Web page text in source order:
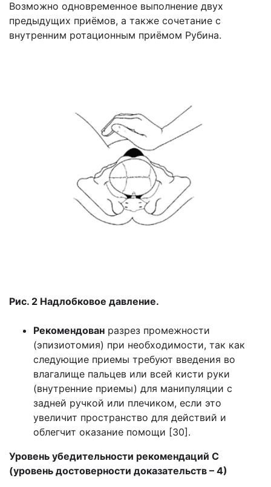
Возможно одновременное выполнение двух
предыдущих приёмов, а также сочетание с
внутренним ротационным приёмом Рубина.
Рис. 2 Надлобковое давление.
Рекомендован разрез промежности
(эпизиотомия) при необходимости, так как
следующие приемы требуют введения во
влагалище пальцев или всей кисти руки
(внутренние приемы) для манипуляции с
задней ручкой или плечиком, если это
увеличит пространство для действий и
облегчит оказание помощи [30].
Уровень убедительности рекомендаций С
(уровень достоверности доказательств – 4)